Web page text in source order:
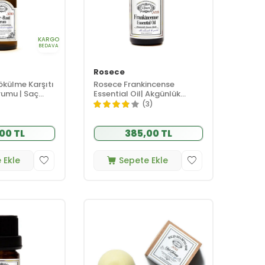
KARGO
BEDAVA
Karşıtı
| Saç
TL
Ekle
Rosece
Rosece Frankincense
Essential Oil| Akgünlük
Uçucu Yağı 10 ml
(3)
385,00 TL
Sepete Ekle